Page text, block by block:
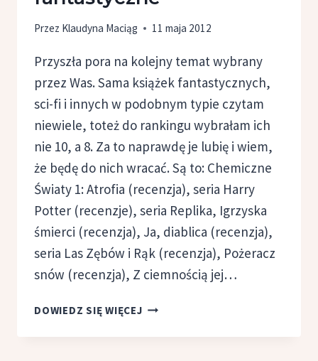
Przez Klaudyna Maciąg 11 maja 2012
Przyszła pora na kolejny temat wybrany
przez Was. Sama książek fantastycznych,
sci-fi i innych w podobnym typie czytam
niewiele, toteż do rankingu wybrałam ich
nie 10, a 8. Za to naprawdę je lubię i wiem,
że będę do nich wracać. Są to: Chemiczne
Światy 1: Atrofia (recenzja), seria Harry
Potter (recenzje), seria Replika, Igrzyska
śmierci (recenzja), Ja, diablica (recenzja),
seria Las Zębów i Rąk (recenzja), Pożeracz
snów (recenzja), Z ciemnością jej…
DOWIEDZ SIĘ WIĘCEJTOP